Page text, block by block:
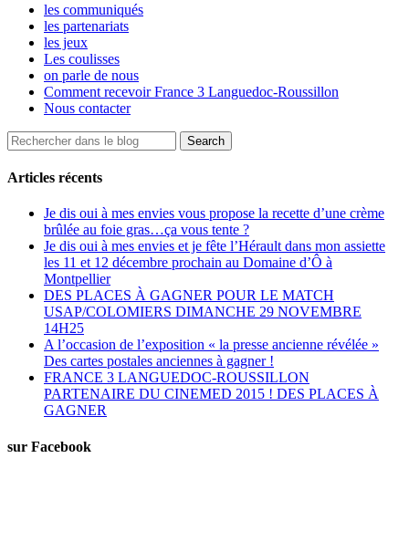
les communiqués
les partenariats
les jeux
Les coulisses
on parle de nous
Comment recevoir France 3 Languedoc-Roussillon
Nous contacter
Articles récents
Je dis oui à mes envies vous propose la recette d’une crème
brûlée au foie gras…ça vous tente ?
Je dis oui à mes envies et je fête l’Hérault dans mon assiette
les 11 et 12 décembre prochain au Domaine d’Ô à
Montpellier
DES PLACES À GAGNER POUR LE MATCH
USAP/COLOMIERS DIMANCHE 29 NOVEMBRE
14H25
A l’occasion de l’exposition « la presse ancienne révélée »
Des cartes postales anciennes à gagner !
FRANCE 3 LANGUEDOC-ROUSSILLON
PARTENAIRE DU CINEMED 2015 ! DES PLACES À
GAGNER
sur Facebook